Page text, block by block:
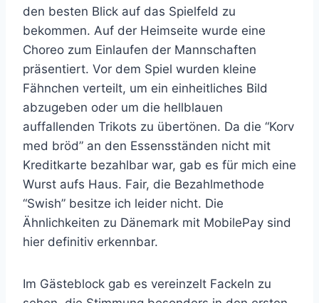
den besten Blick auf das Spielfeld zu
bekommen. Auf der Heimseite wurde eine
Choreo zum Einlaufen der Mannschaften
präsentiert. Vor dem Spiel wurden kleine
Fähnchen verteilt, um ein einheitliches Bild
abzugeben oder um die hellblauen
auffallenden Trikots zu übertönen. Da die “Korv
med bröd” an den Essensständen nicht mit
Kreditkarte bezahlbar war, gab es für mich eine
Wurst aufs Haus. Fair, die Bezahlmethode
“Swish” besitze ich leider nicht. Die
Ähnlichkeiten zu Dänemark mit MobilePay sind
hier definitiv erkennbar.
Im Gästeblock gab es vereinzelt Fackeln zu